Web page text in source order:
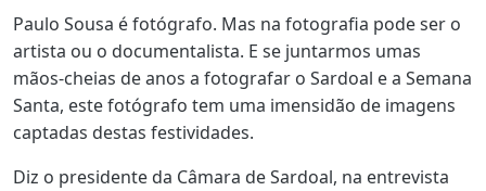
Paulo Sousa é fotógrafo. Mas na fotografia pode ser o
artista ou o documentalista. E se juntarmos umas
mãos-cheias de anos a fotografar o Sardoal e a Semana
Santa, este fotógrafo tem uma imensidão de imagens
captadas destas festividades.
Diz o presidente da Câmara de Sardoal, na entrevista